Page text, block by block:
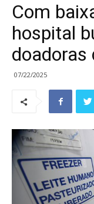
Com
hospital
doadoras
07/22/2025